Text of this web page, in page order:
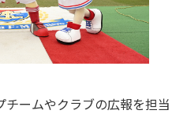
ームやクラブの広報を担当